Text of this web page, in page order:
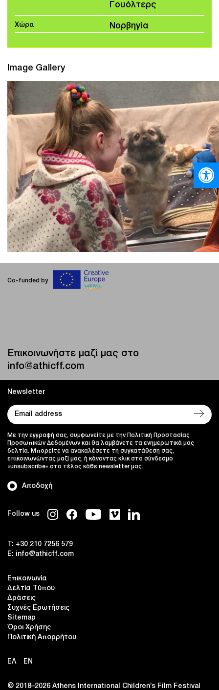
Γουόλτερς
Χώρα Νορβηγία
Image Gallery
Co-funded by
Επικοινωνήστε μαζί μας στο
info@athicff.com
Follow us
T: +30 210 7256 579
E:
info@athicff.com
Επικοινωνία
Δελτία Τύπου
Δράσεις
Συχνές Ερωτήσεις
Sitemap
Όροι Χρήσης
Πολιτική Απορρήτου
ΕΛ EN
Newsletter
Αποδοχή
Με την εγγραφή σας, συμφωνείτε με την Πολιτική Προστασίας
Προσωπικών Δεδομένων και θα λαμβάνετε τα ενημερωτικά μας
δελτία. Μπορείτε να ανακαλέσετε τη συγκατάθεση σας,
επικοινωνώντας μαζί μας, ή κάνοντας κλικ στο σύνδεσμο
«unsubscribe» στο τέλος κάθε newsletter μας.
© 2018–2026 Αthens International Children’s Film Festival